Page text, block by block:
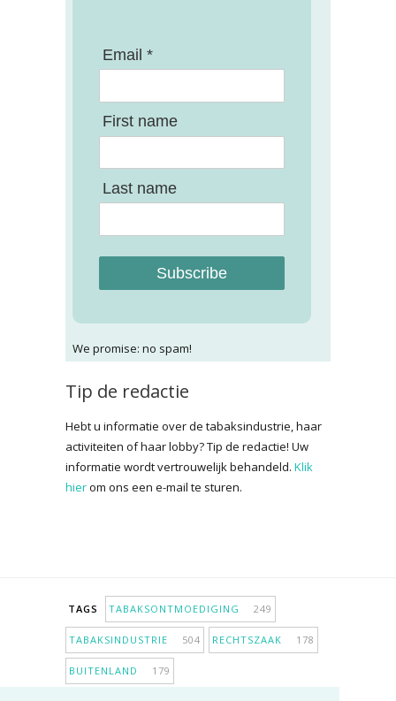
Email *
First name
Last name
Subscribe
We promise: no spam!
Tip de redactie
Hebt u informatie over de tabaksindustrie, haar
activiteiten of haar lobby? Tip de redactie! Uw
informatie wordt vertrouwelijk behandeld. Klik
hierom ons een e-mail te sturen.
TAGS TABAKSONTMOEDIGING 249
TABAKSINDUSTRIE 504 RECHTSZAAK 178
BUITENLAND 179